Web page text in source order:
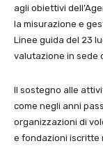
agli obiettivi
la misurazione e
Linee guida del 23
valutazione in sede
Il sostegno alle
come negli anni
organizzazioni di
e fondazioni iscritte